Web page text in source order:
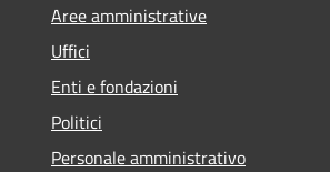
Aree amministrative
Uffici
Enti e fondazioni
Politici
Personale amministrativo